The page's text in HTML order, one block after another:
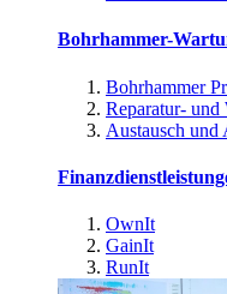
Bohrhammer-
Bohrhammer
Reparatur- und
Austausch und
OwnIt
GainIt
RunIt